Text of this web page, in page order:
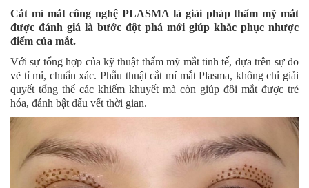
Cắt mí mắt công nghệ PLASMA là giải pháp thẩm mỹ mắt
được đánh giá là bước đột phá mới giúp khắc phục nhược
điểm của mắt.
Với sự tổng hợp của kỹ thuật thẩm mỹ mắt tinh tế, dựa trên sự đo
vẽ tỉ mỉ, chuẩn xác. Phẫu thuật cắt mí mắt Plasma, không chỉ giải
quyết tổng thể các khiếm khuyết mà còn giúp đôi mắt được trẻ
hóa, đánh bật dấu vết thời gian.